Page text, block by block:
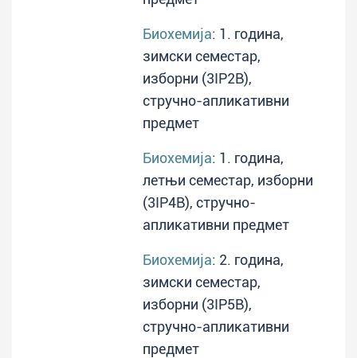
Биохемија: 1. година,
зимски семестар,
изборни (3IP2B),
стручно-апликативни
предмет
Биохемија: 1. година,
летњи семестар, изборни
(3IP4B), стручно-
апликативни предмет
Биохемија: 2. година,
зимски семестар,
изборни (3IP5B),
стручно-апликативни
предмет